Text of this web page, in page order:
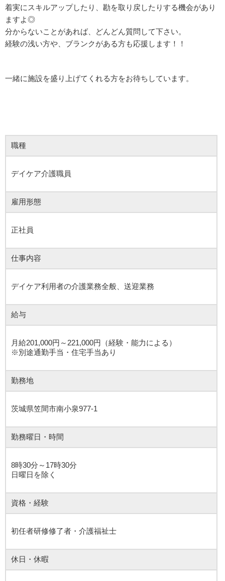
着実にスキルアップしたり、勘を取り戻したりする機会があり
ますよ◎
分からないことがあれば、どんどん質問して下さい。
経験の浅い方や、ブランクがある方も応援します！！
一緒に施設を盛り上げてくれる方をお待ちしています。
職種
デイケア介護職員
雇用形態
正社員
仕事内容
デイケア利用者の介護業務全般、送迎業務
給与
月給201,000円～221,000円（経験・能力による）
※別途通勤手当・住宅手当あり
勤務地
茨城県笠間市南小泉977-1
勤務曜日・時間
8時30分～17時30分
日曜日を除く
資格・経験
初任者研修修了者・介護福祉士
休日・休暇